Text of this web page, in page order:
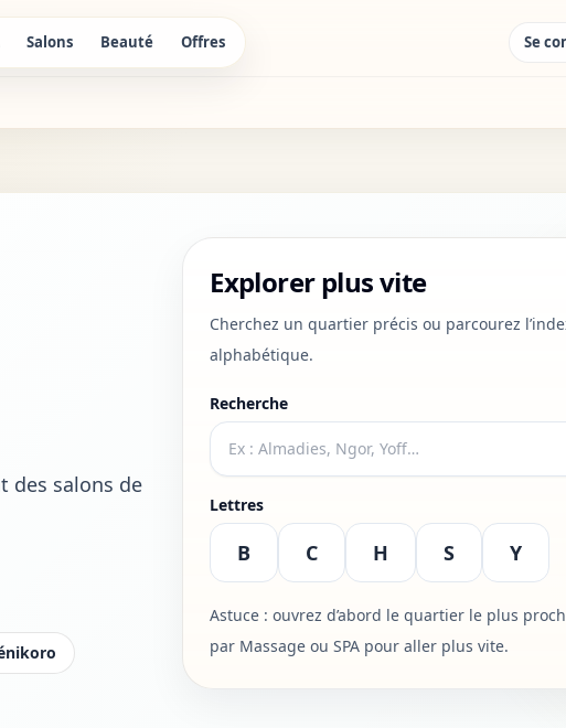
Salons Beauté Offres Se
des salons de
Explorer plus vite
Cherchez un quartier précis ou parcourez
alphabétique.
Recherche
Lettres
B C H S Y
Astuce : ouvrez d’abord le quartier le plus
par Massage ou SPA pour aller plus vite.